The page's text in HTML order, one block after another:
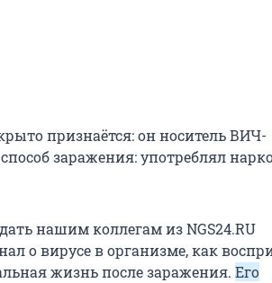
признаётся: он носитель ВИЧ-
заражения: употреблял
нашим коллегам из NGS24.RU
о вирусе в организме, как
жизнь после заражения. Его